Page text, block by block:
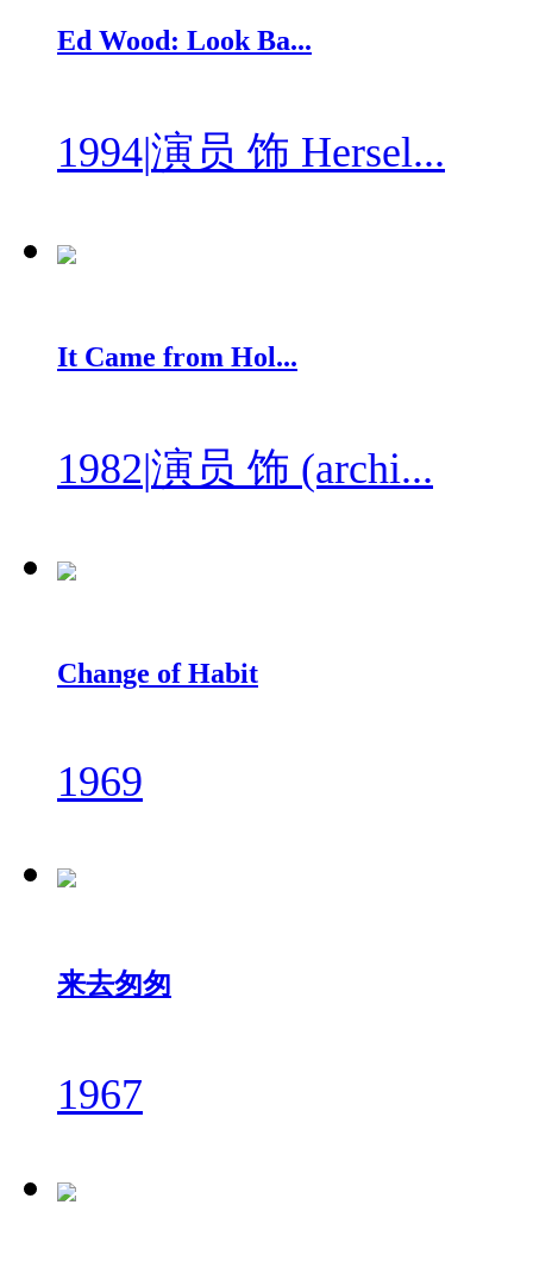
Ed Wood: Look Ba...
1994|演员 饰 Hersel...
It Came from Hol...
1982|演员 饰 (archi...
Change of Habit
1969
来去匆匆
1967